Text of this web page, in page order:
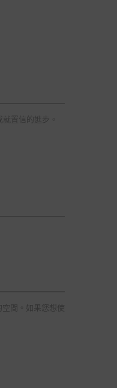
置信的進步。
間。如果您想使